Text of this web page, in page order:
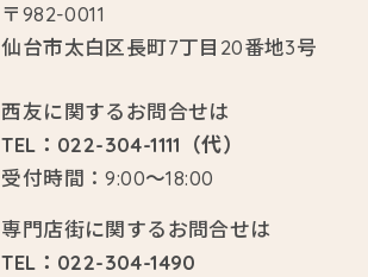
〒982-0011
仙台市太白区長町7丁目20番地3号
西友に関するお問合せは
TEL：022-304-1111（代）
受付時間：9:00～18:00
専門店街に関するお問合せは
TEL：022-304-1490